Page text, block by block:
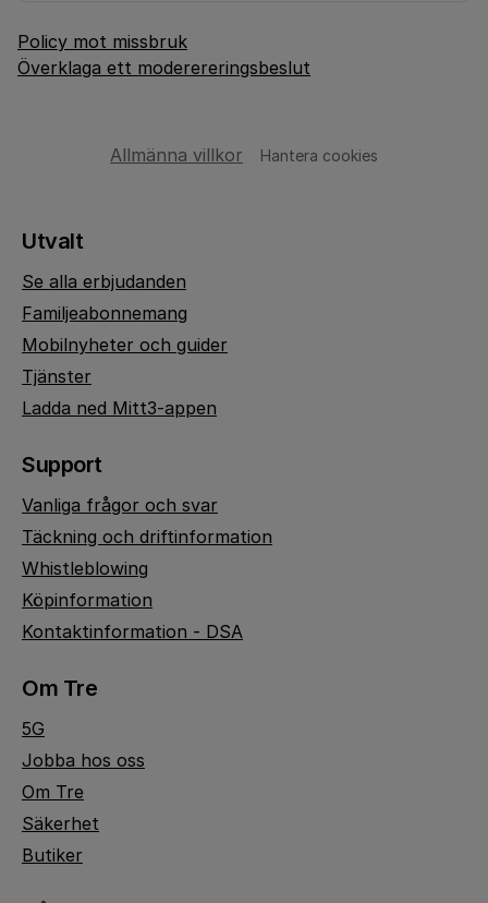
Policy mot missbruk
Överklaga ett moderereringsbeslut
Allmänna villkor Hantera cookies
Utvalt
Se alla erbjudanden
Familjeabonnemang
Mobilnyheter och guider
Tjänster
Ladda ned Mitt3-appen
Support
Vanliga frågor och svar
Täckning och driftinformation
Whistleblowing
Köpinformation
Kontaktinformation - DSA
Om Tre
5G
Jobba hos oss
Om Tre
Säkerhet
Butiker